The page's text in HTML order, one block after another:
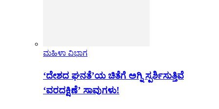
ಮಹಿಳಾ ವಿಭಾಗ
‘ದೇಶದ ಘನತೆ’ಯ ಚಿತೆಗೆ ಅಗ್ನಿ ಸ್ಪರ್ಶಿಸುತ್ತಿವೆ
‘ವರದಕ್ಷಿಣೆ’ ಸಾವುಗಳು!